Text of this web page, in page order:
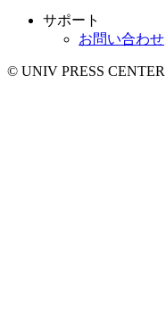
サポート
お問い合わせ
© UNIV PRESS